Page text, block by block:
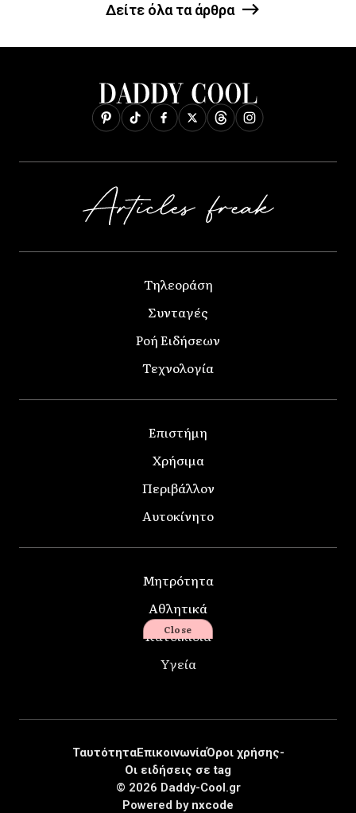
Δείτε όλα τα άρθρα
Τηλεοράση
Συνταγές
Ροή Ειδήσεων
Τεχνολογία
Επιστήμη
Χρήσιμα
Περιβάλλον
Αυτοκίνητο
Μητρότητα
Αθλητικά
Κατοικίδια
Υγεία
© 2026 Daddy-Cool.gr
ΤαυτότηταΕπικοινωνίαΌροι χρήσης-
Οι ειδήσεις σε tag
Powered by nxcode
Close